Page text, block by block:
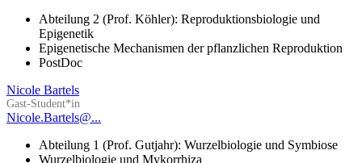
Abteilung 2 (Prof. Köhler): Reproduktionsbiologie und
Epigenetik
Epigenetische Mechanismen der pflanzlichen Reproduktion
PostDoc
Nicole Bartels
Gast-Student*in
Nicole.Bartels@...
Abteilung 1 (Prof. Gutjahr): Wurzelbiologie und Symbiose
Wurzelbiologie und Mykorrhiza